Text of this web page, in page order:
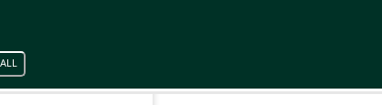
উগান্ডার